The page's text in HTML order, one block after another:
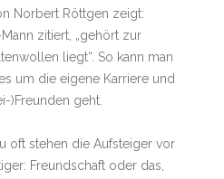
Norbert Röttgen zeigt:
zitiert, „gehört zur
liegt“. So kann man
um die eigene Karriere und
)Freunden geht.
oft stehen die Aufsteiger vor
Freundschaft oder das,